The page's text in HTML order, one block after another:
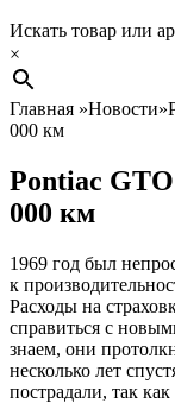
Search
Искать товар или
×
Главная »Новости»
000 км
Pontiac GTO
000 км
1969 год был
к
Расходы на
справиться с
знаем, они
несколько лет
пострадали, так